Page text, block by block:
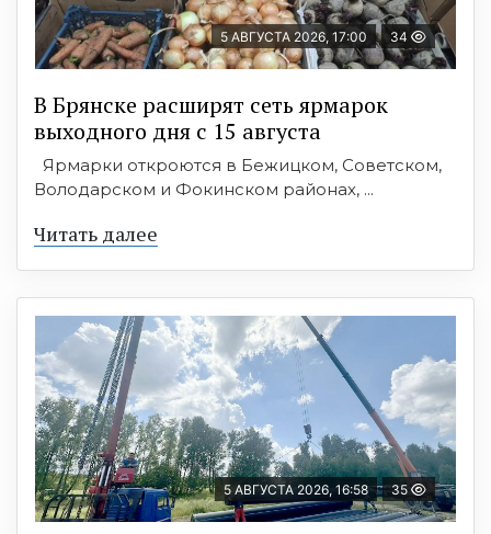
5 АВГУСТА 2026, 17:00 34
В Брянске расширят сеть ярмарок
выходного дня с 15 августа
Ярмарки откроются в Бежицком, Советском,
Володарском и Фокинском районах, ...
Читать далее
5 АВГУСТА 2026, 16:58 35